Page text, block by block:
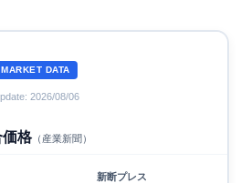
MARKET DATA
2026/08/06
価格（産業新聞）
新断プレス